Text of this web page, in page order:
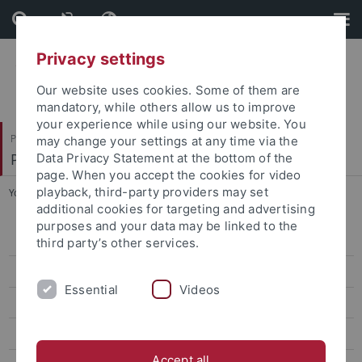
Skip
to
content
Skip
to
footer
Philosophische Fakultät
Prof. Dr. Jörg Robert
You are here: Startseite ... Tagungen, Workshops
Trilaterale Forschungskonferenzen: Freiheit der Kunst
Workshop Deutsch-Italienischer Kulturtransfer
Privacy settings
Our website uses cookies. Some of them are
mandatory, while others allow us to improve
your experience while using our website. You
may change your settings at any time via the
Data Privacy Statement at the bottom of the
page. When you accept the cookies for video
playback, third-party providers may set
additional cookies for targeting and advertising
purposes and your data may be linked to the
third party’s other services.
Essential Videos